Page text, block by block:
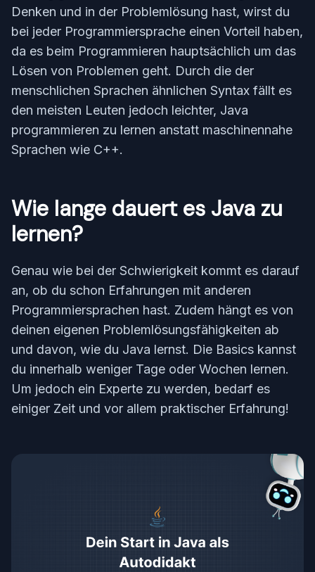
Denken und in der Problemlösung hast, wirst du
bei jeder Programmiersprache einen Vorteil haben,
da es beim Programmieren hauptsächlich um das
Lösen von Problemen geht. Durch die der
menschlichen Sprachen ähnlichen Syntax fällt es
den meisten Leuten jedoch leichter, Java
programmieren zu lernen anstatt maschinennahe
Sprachen wie C++.
Wie lange dauert es Java zu
lernen?
Genau wie bei der Schwierigkeit kommt es darauf
an, ob du schon Erfahrungen mit anderen
Programmiersprachen hast. Zudem hängt es von
deinen eigenen Problemlösungsfähigkeiten ab
und davon, wie du Java lernst. Die Basics kannst
du innerhalb weniger Tage oder Wochen lernen.
Um jedoch ein Experte zu werden, bedarf es
einiger Zeit und vor allem praktischer Erfahrung!